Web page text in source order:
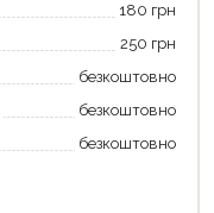
180 грн
250 грн
безкоштовно
безкоштовно
безкоштовно